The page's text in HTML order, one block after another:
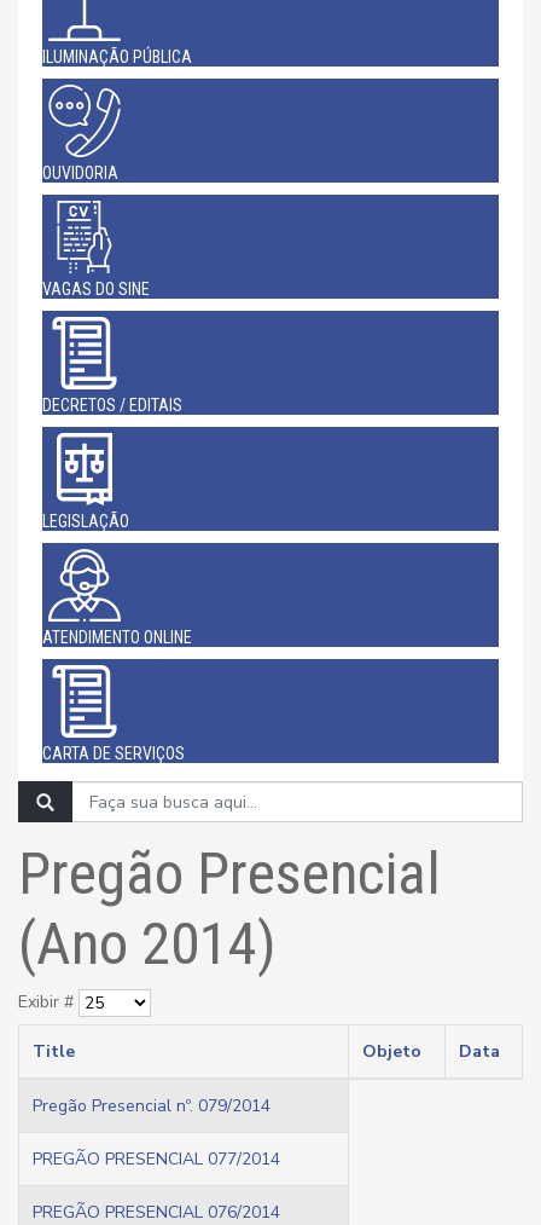
ILUMINAÇÃO PÚBLICA
OUVIDORIA
VAGAS DO SINE
DECRETOS / EDITAIS
LEGISLAÇÃO
ATENDIMENTO ONLINE
CARTA DE SERVIÇOS
Pregão Presencial
(Ano 2014)
Exibir #
Title Objeto Data
Pregão Presencial nº. 079/2014
PREGÃO PRESENCIAL 077/2014
PREGÃO PRESENCIAL 076/2014